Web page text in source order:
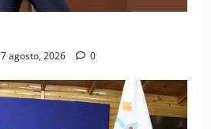
7 agosto, 2026 0